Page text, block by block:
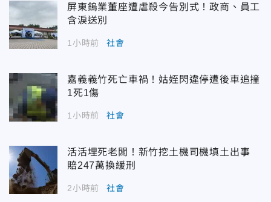
屏東鎢業董座遭虐殺今告別式！政商、員工
含淚送別
1小時前 社會
嘉義義竹死亡車禍！姑姪閃違停遭後車追撞
1死1傷
1小時前 社會
活活埋死老闆！新竹挖土機司機填土出事
賠247萬換緩刑
2小時前 社會